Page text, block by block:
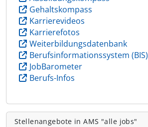
Gehaltskompass
Karrierevideos
Karrierefotos
Weiterbildungsdatenbank
Berufsinformationssystem (BIS)
JobBarometer
Berufs-Infos
Stellenangebote in AMS "alle jobs"